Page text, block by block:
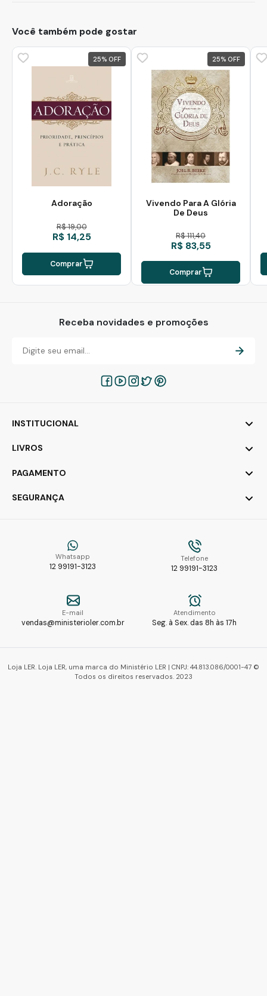
Você também pode gostar
25%
Adoração
R$ 19,00
R$ 14,25
Comprar
25%
Vivendo Para A Glória
De Deus
R$ 111,40
R$ 83,55
Comprar
Receba novidades e promoções
Whatsapp
12 99191-3123
Telefone
12 99191-3123
E-mail
vendas@ministerioler.com.br
Atendimento
Seg. à Sex. das 8h às 17h
INSTITUCIONAL
LIVROS
PAGAMENTO
SEGURANÇA
Loja LER. Loja LER, uma marca do Ministério LER | CNPJ: 44.813.086/0001-47 ©
Todos os direitos reservados. 2023